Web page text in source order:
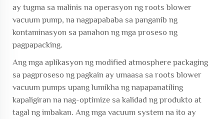
ay tugma sa malinis na operasyon ng roots blower
vacuum pump, na nagpapababa sa panganib ng
kontaminasyon sa panahon ng mga proseso ng
pagpapacking.
Ang mga aplikasyon ng modified atmosphere packaging
sa pagproseso ng pagkain ay umaasa sa roots blower
vacuum pumps upang lumikha ng napapanatiling
kapaligiran na nag-optimize sa kalidad ng produkto at
tagal ng imbakan. Ang mga vacuum system na ito ay